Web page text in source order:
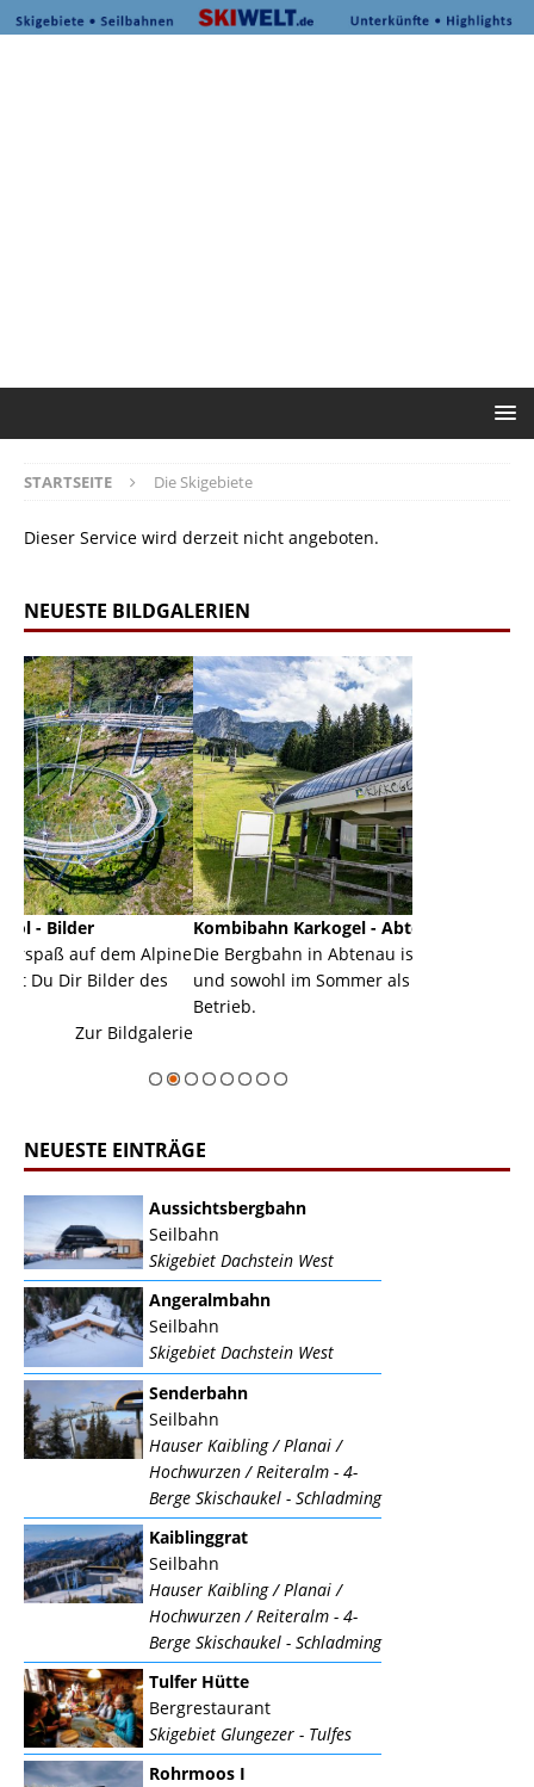
STARTSEITE Die Skigebiete
Dieser Service wird derzeit nicht angeboten.
NEUESTE BILDGALERIEN
Alpine
des
Kombibahn Karkogel - Abtenau - Salzburg
Die Bergbahn in Abtenau ist eine Kombibahn
und sowohl im Sommer als auch im Winter in
NEUESTE EINTRÄGE
Aussichtsbergbahn
Seilbahn
Skigebiet Dachstein West
Angeralmbahn
Seilbahn
Skigebiet Dachstein West
Senderbahn
Seilbahn
Hauser Kaibling / Planai /
Hochwurzen / Reiteralm - 4-
Berge Skischaukel - Schladming
Kaiblinggrat
Seilbahn
Hauser Kaibling / Planai /
Hochwurzen / Reiteralm - 4-
Berge Skischaukel - Schladming
Tulfer Hütte
Bergrestaurant
Skigebiet Glungezer - Tulfes
Rohrmoos I